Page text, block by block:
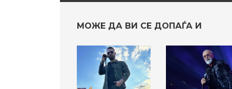
МОЖЕ ДА ВИ СЕ ДОПАЃА И